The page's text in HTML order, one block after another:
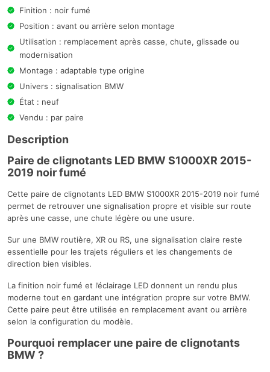
Finition : noir fumé
Position : avant ou arrière selon montage
Utilisation : remplacement après casse, chute, glissade ou
modernisation
Montage : adaptable type origine
Univers : signalisation BMW
État : neuf
Vendu : par paire
Description
Paire de clignotants LED BMW S1000XR 2015-
2019 noir fumé
Cette paire de clignotants LED BMW S1000XR 2015-2019 noir fumé
permet de retrouver une signalisation propre et visible sur route
après une casse, une chute légère ou une usure.
Sur une BMW routière, XR ou RS, une signalisation claire reste
essentielle pour les trajets réguliers et les changements de
direction bien visibles.
La finition noir fumé et l’éclairage LED donnent un rendu plus
moderne tout en gardant une intégration propre sur votre BMW.
Cette paire peut être utilisée en remplacement avant ou arrière
selon la configuration du modèle.
Pourquoi remplacer une paire de clignotants
BMW ?